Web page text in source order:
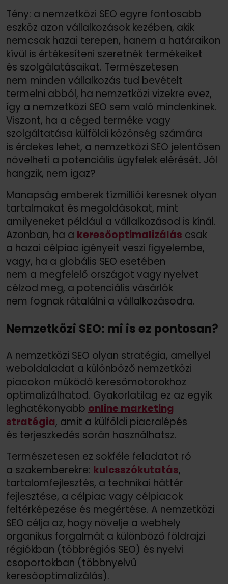
Tény: a nemzetközi SEO egyre fontosabb
eszköz azon vállalkozások kezében, akik
nemcsak hazai terepen, hanem a határaikon
kívül is értékesíteni szeretnék termékeiket
és szolgálatásaikat. Természetesen
nem minden vállalkozás tud bevételt
termelni abból, ha nemzetközi vizekre evez,
így a nemzetközi SEO sem való mindenkinek.
Viszont, ha a céged terméke vagy
szolgáltatása külföldi közönség számára
is érdekes lehet, a nemzetközi SEO jelentősen
növelheti a potenciális ügyfelek elérését. Jól
hangzik, nem igaz?
Manapság emberek tízmilliói keresnek olyan
tartalmakat és megoldásokat, mint
amilyeneket például a vállalkozásod is kínál.
Azonban, ha a keresőoptimalizálás csak
a hazai célpiac igényeit veszi figyelembe,
vagy, ha a globális SEO esetében
nem a megfelelő országot vagy nyelvet
célzod meg, a potenciális vásárlók
nem fognak rátalálni a vállalkozásodra.
Nemzetközi SEO: mi is ez pontosan?
A nemzetközi SEO olyan stratégia, amellyel
weboldaladat a különböző nemzetközi
piacokon működő keresőmotorokhoz
optimalizálhatod. Gyakorlatilag ez az egyik
leghatékonyabb online marketing
stratégia, amit a külföldi piacralépés
és terjeszkedés során használhatsz.
Természetesen ez sokféle feladatot ró
a szakemberekre: kulcsszókutatás,
tartalomfejlesztés, a technikai háttér
fejlesztése, a célpiac vagy célpiacok
feltérképezése és megértése. A nemzetközi
SEO célja az, hogy növelje a webhely
organikus forgalmát a különböző földrajzi
régiókban (többrégiós SEO) és nyelvi
csoportokban (többnyelvű
keresőoptimalizálás).